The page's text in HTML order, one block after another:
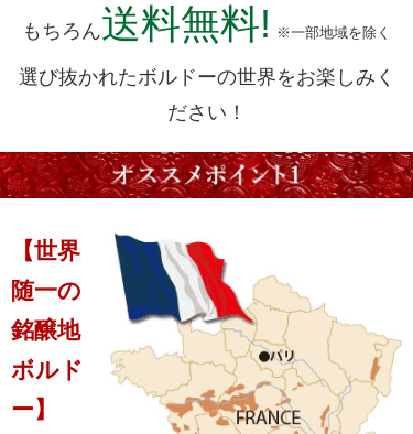
もちろん送料無料! ※一部地域を除く
選び抜かれたボルドーの世界をお楽しみく
ださい！
【世界
随一の
銘醸地
ボルド
ー】